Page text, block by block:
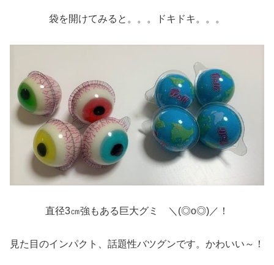
袋を開けてみると。。。ドキドキ。。。
直径3㎝強もある巨大グミ ＼(◎o◎)／！
見た目のインパクト、話題性バツグンです。かわいい～！